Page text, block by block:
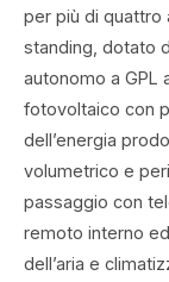
per più di quattro
standing, dotato
autonomo a GPL
fotovoltaico con
dell’energia
volumetrico e
passaggio con
remoto interno
dell’aria e